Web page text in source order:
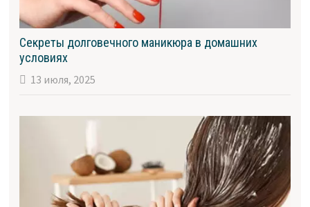
Секреты долговечного маникюра в домашних
условиях
13 июля, 2025